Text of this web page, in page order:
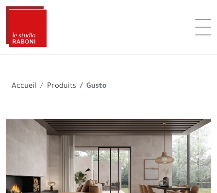
Accueil Produits Gusto